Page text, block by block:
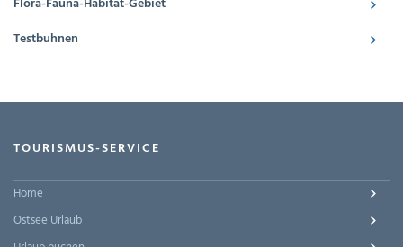
Testbuhnen
TOURISMUS-SERVICE
Home
Ostsee Urlaub